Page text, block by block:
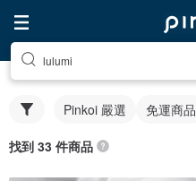
lulumi
Pinkoi 嚴選 免運商品
找到 33 件商品